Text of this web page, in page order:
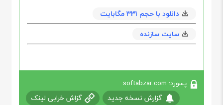
دانلود با حجم 331 مگابايت
سایت سازنده
پسورد: softabzar.com
گزارش نسخه جدید گزاش خرابی لینک